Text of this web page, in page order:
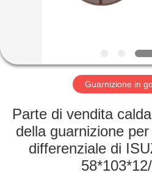
GIRO
FABBRICA
CONTROLLO
Guarnizione in
Parte di vendita
della guarnizione
differenziale di